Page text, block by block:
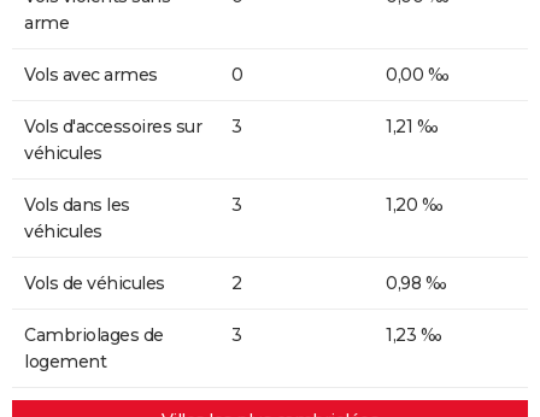
arme
Vols avec armes 0 0,00 ‰
Vols d'accessoires sur
véhicules
3 1,21 ‰
Vols dans les
véhicules
3 1,20 ‰
Vols de véhicules 2 0,98 ‰
Cambriolages de
logement
3 1,23 ‰